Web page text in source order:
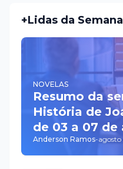
+Lidas da Semana
NOVELAS
Resumo da
História de
de 03 a 07 de
Anderson Ramos-